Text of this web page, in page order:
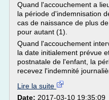
Quand l'accouchement a
la période d'indemnisation
cas de naissance de plus
pour autant (1).
Quand l'accouchement
la date initialement prévue
postnatale de l'enfant, la
recevez l'indemnité
Lire la suite
Date: 2017-03-10 19:35:09